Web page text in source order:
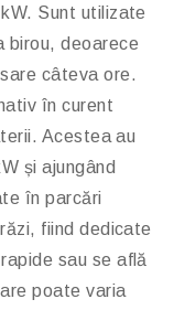
Sunt utilizate
birou, deoarece
câteva ore.
în curent
Acestea au
și ajungând
în parcări
fiind dedicate
sau se află
poate varia